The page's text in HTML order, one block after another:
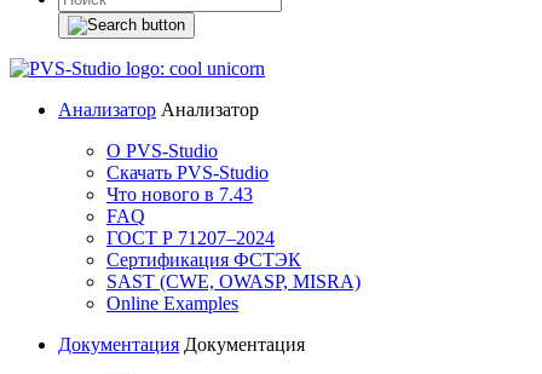
Анализатор Анализатор
О PVS-Studio
Скачать PVS-Studio
Что нового в 7.43
FAQ
ГОСТ Р 71207–2024
Сертификация ФСТЭК
SAST (CWE, OWASP, MISRA)
Online Examples
Документация Документация